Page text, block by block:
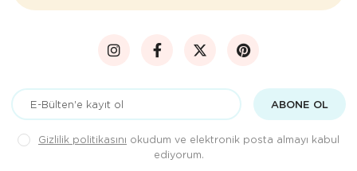
ABONE OL
Gizlilik politikasını okudum ve elektronik posta almayı kabul
ediyorum.